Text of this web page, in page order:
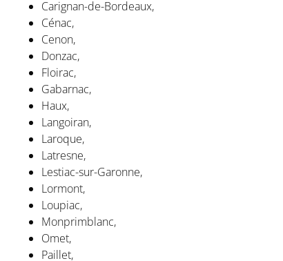
Carignan-de-Bordeaux,
Cénac,
Cenon,
Donzac,
Floirac,
Gabarnac,
Haux,
Langoiran,
Laroque,
Latresne,
Lestiac-sur-Garonne,
Lormont,
Loupiac,
Monprimblanc,
Omet,
Paillet,